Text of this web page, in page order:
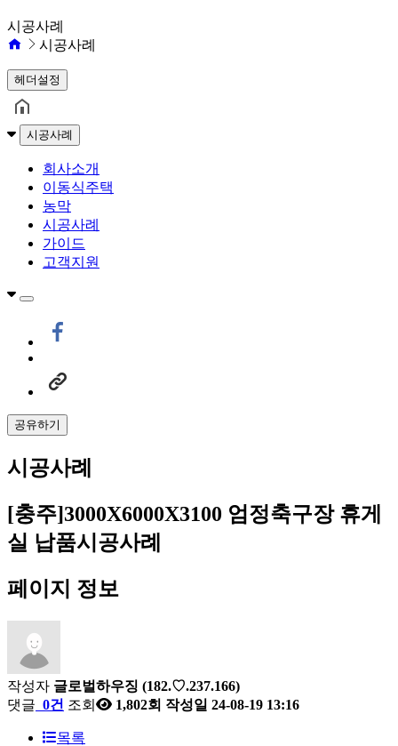
시공사례
시공사례
헤더설정
시공사례
회사소개
이동식주택
농막
시공사례
가이드
고객지원
공유하기
시공사례
[충주]3000X6000X3100 엄정축구장 휴게
실 납품시공사례
페이지 정보
작성자 글로벌하우징 (182.♡.237.166)
댓글 0건 조회 1,802회 작성일 24-08-19 13:16
목록